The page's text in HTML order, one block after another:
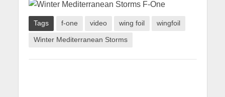
Tags f-one video wing foil wingfoil
Winter Mediterranean Storms